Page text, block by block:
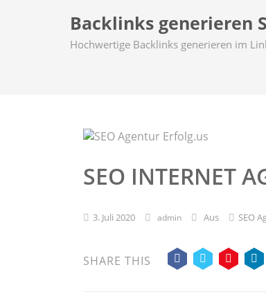
Backlinks generieren
Hochwertige Backlinks generieren im
SEO INTERNET
3. Juli 2020 admin Aus SEO
SHARE THIS